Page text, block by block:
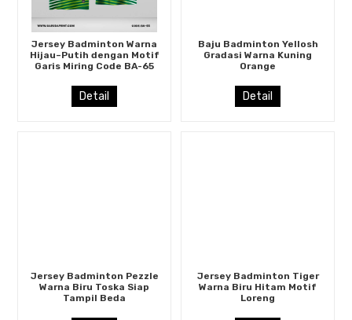
Jersey Badminton Warna
Hijau–Putih dengan Motif
Garis Miring Code BA-65
Detail
Baju Badminton Yellosh
Gradasi Warna Kuning
Orange
Detail
Jersey Badminton Pezzle
Warna Biru Toska Siap
Tampil Beda
Jersey Badminton Tiger
Warna Biru Hitam Motif
Loreng